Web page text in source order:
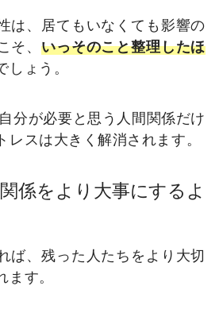
は、居てもいなくても影響の
そ、いっそのこと整理したほ
しょう。
分が必要と思う人間関係だけ
レスは大きく解消されます。
係をより大事にするよ
ば、残った人たちをより大切
す。